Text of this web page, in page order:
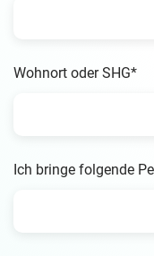
Wohnort oder SHG*
Ich bringe folgende